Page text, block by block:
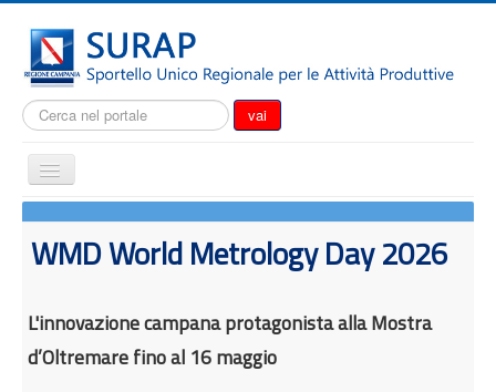
Cerca... vai
Cambia
navigazione
Notizie
Normativa
Modulistica
WMD World Metrology Day 2026
L'innovazione campana protagonista alla Mostra
d’Oltremare fino al 16 maggio